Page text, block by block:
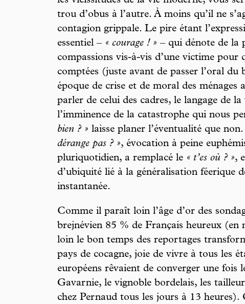
trou d’obus à l’autre. À moins qu’il ne
contagion grippale. Le pire étant
essentiel – « courage ! » – qui dénote de la
compassions vis-à-vis d’une victime pour
comptées (juste avant de passer l’oral
époque de crise et de moral des ménages
parler de celui des cadres, le langage de
l’imminence de la catastrophe qui nous
bien ? » laisse planer l’éventualité que
dérange pas ? », évocation à peine
pluriquotidien, a remplacé le « t’es où ? »,
d’ubiquité lié à la généralisation féerique
instantanée.
Comme il paraît loin l’âge d’or des
brejnévien 85 % de Français heureux (en
loin le bon temps des reportages
pays de cocagne, joie de vivre à tous les
européens rêvaient de converger une
Gavarnie, le vignoble bordelais, les
chez Pernaud tous les jours à 13